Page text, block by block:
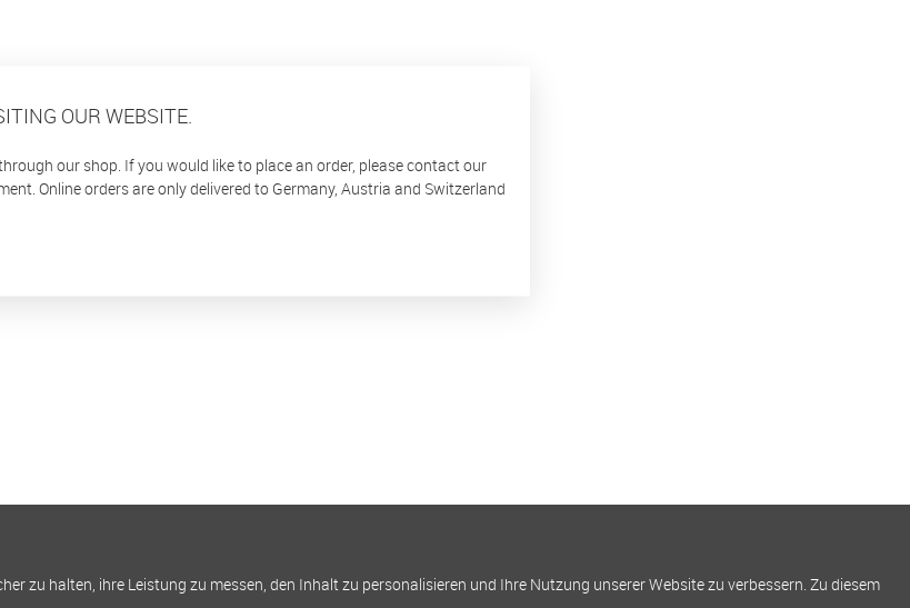
OUR WEBSITE.
our shop. If you would like to place an order, please contact our
Online orders are only delivered to Germany, Austria and Switzerland
zu halten, ihre Leistung zu messen, den Inhalt zu personalisieren und Ihre Nutzung unserer Website zu verbessern. Zu diesem